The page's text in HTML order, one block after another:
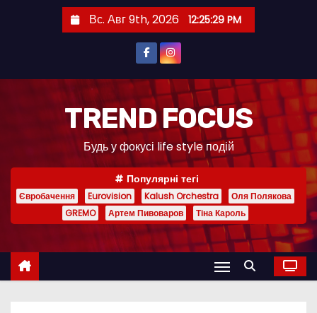
и
Вс. Авг 9th, 2026 12:25:30 PM
TREND FOCUS
Будь у фокусі life style подій
Популярні тегі
Євробачення Eurovision Kalush Orchestra
Оля Полякова
GREMO
Артем Пивоваров Тіна Кароль